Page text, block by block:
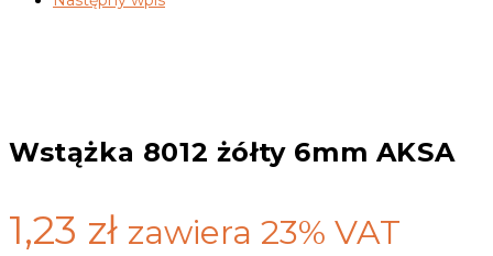
Wstążka 8012 żółty 6mm AKSA
1,23 zł zawiera 23% VAT